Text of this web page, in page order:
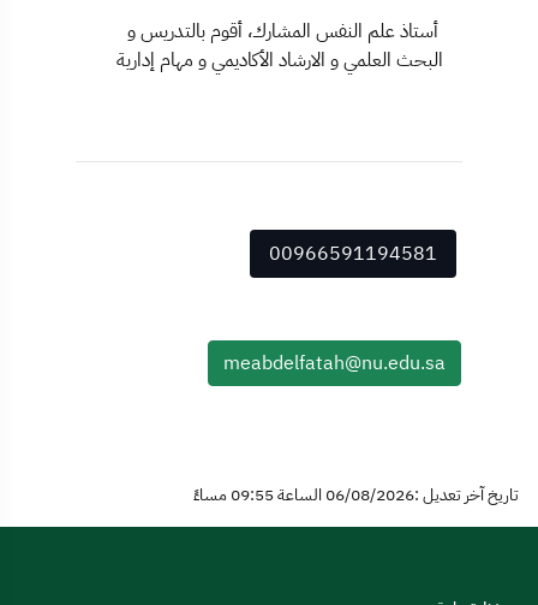
أستاذ علم النفس المشارك، أقوم بالتدريس و
البحث العلمي و الارشاد الأكاديمي و مهام إدارية
00966591194581
meabdelfatah@nu.edu.sa
تاريخ آخر تعديل :06/08/2026 الساعة 09:55 مساءً